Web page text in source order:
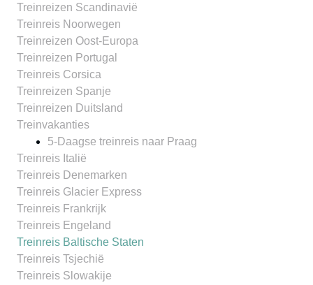
Treinreizen Scandinavië
Treinreis Noorwegen
Treinreizen Oost-Europa
Treinreizen Portugal
Treinreis Corsica
Treinreizen Spanje
Treinreizen Duitsland
Treinvakanties
5-Daagse treinreis naar Praag
Treinreis Italië
Treinreis Denemarken
Treinreis Glacier Express
Treinreis Frankrijk
Treinreis Engeland
Treinreis Baltische Staten
Treinreis Tsjechië
Treinreis Slowakije